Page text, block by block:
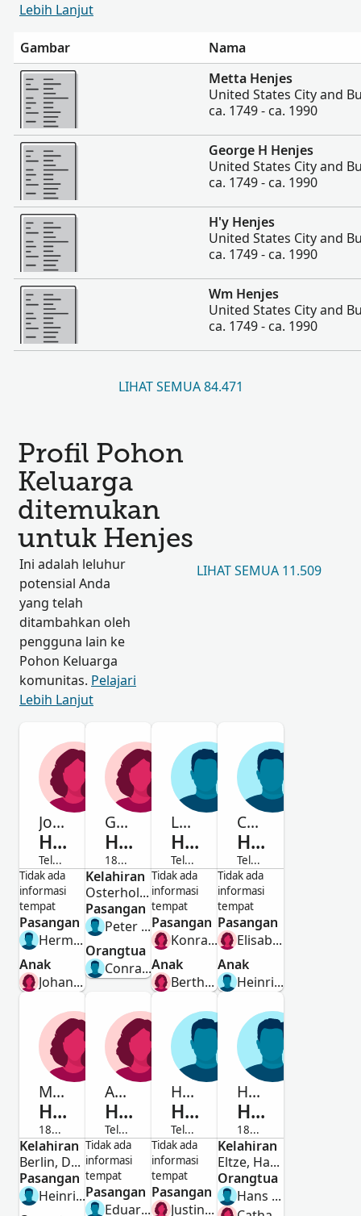
Lebih Lanjut
Gambar
Nama
Lebih banyak
Metta Henjes
United States City and
ca. 1749 - ca. 1990
Lebih banyak
George H Henjes
United States City and
ca. 1749 - ca. 1990
Lebih banyak
H'y Henjes
United States City and
ca. 1749 - ca. 1990
Lebih banyak
Wm Henjes
United States City and
ca. 1749 - ca. 1990
LIHAT SEMUA 84.471
Profil Pohon
Keluarga
ditemukan
untuk Henjes
Ini adalah leluhur
potensial Anda
yang telah
ditambahkan oleh
pengguna lain ke
Pohon Keluarga
komunitas. Pelajari
Lebih Lanjut
LIHAT SEMUA 11.509
Johanna
Henjes
Telah Meninggal
Perempuan
Tidak ada
informasi
tempat
Pasangan
Hermann Hendrichs
Anak
Johanna Hendichs
Gesine
Henjes
1853-Telah Meninggal
Perempuan
Kelahiran
Osterholz, Lower Saxony, Germany
Pasangan
Peter Henrich Christoph Hencke
Orangtua
Conrad Henjes
Louis
Henjes
Telah Meninggal
Laki-Laki
Tidak ada
informasi
tempat
Pasangan
Konradine Dörnte
Anak
Bertha Anna Karoline Henjes
Conrad
Henjes
Telah Meninggal
Laki-Laki
Tidak ada
informasi
tempat
Pasangan
Elisabeth Hake
Anak
Heinrich Conrad Henjes
Maria
Henjes
1827-Telah Meninggal
Perempuan
Kelahiran
Berlin, Deutschland
Pasangan
Heinrich Conrad Henjes
Augusta Maria Karolina
Henjes
Telah Meninggal
Perempuan
Tidak ada
informasi
tempat
Pasangan
Eduard Hermann Sobrinsky
Heinrich Friedrich Carl August
Henjes
Telah Meninggal
Laki-Laki
Tidak ada
informasi
tempat
Pasangan
Justine Charlotte Amalie Weitemeyer
Heinrich Ludwig
Henjes
1805-1838
Laki-Laki
Kelahiran
Eltze, Hannover, Preussen
Orangtua
Hans Heinrich Henjes